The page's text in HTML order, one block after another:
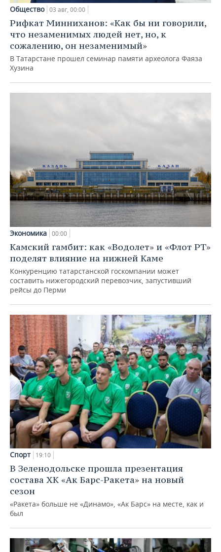
Общество 03 авг, 00:00
Рифкат Минниханов: «Как бы ни говорили,
что незаменимых людей нет, но, к
сожалению, он незаменимый»
В Татарстане прошел семинар памяти археолога Фаяза
Хузина
Экономика 00:00
Камский гамбит: как «Водолет» и «Флот РТ»
поделят влияние на нижней Каме
Конкуренцию татарстанской госкомпании может
составить нижегородский перевозчик, запустивший
рейсы до Перми
Спорт 19:10
В Зеленодольске прошла презентация
состава ХК «Ак Барс-Ракета» на новый
сезон
«Ракета» больше не «Динамо», «Ак Барс» на месте, как и
был